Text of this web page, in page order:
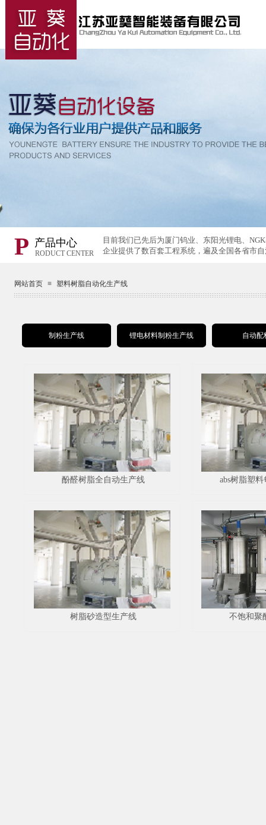
P
目前我们已先后为厦门钨业、东阳光锂电、
企业提供了数百套工程系统，遍及全国各省市
产品中心
RODUCT CENTER
网站首页 ≡ 塑料树脂自动化生产线
制粉生产线 锂电材料制粉生产线 自动配
酚醛树脂全自动生产线 abs树脂塑
树脂砂造型生产线 不饱和聚